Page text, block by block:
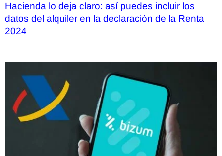
Hacienda lo deja claro: así puedes incluir los
datos del alquiler en la declaración de la Renta
2024